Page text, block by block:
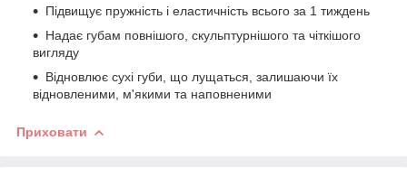
Підвищує пружність і еластичність всього за 1 тиждень
Надає губам повнішого, скульптурнішого та чіткішого
вигляду
Відновлює сухі губи, що лущаться, залишаючи їх
відновленими, м'якими та наповненими
Приховати